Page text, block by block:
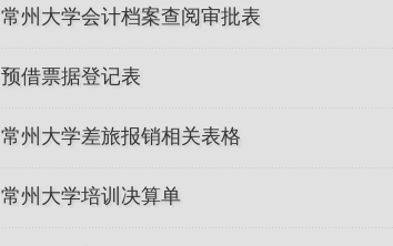
常州大学会计档案查阅审批表
预借票据登记表
常州大学差旅报销相关表格
常州大学培训决算单